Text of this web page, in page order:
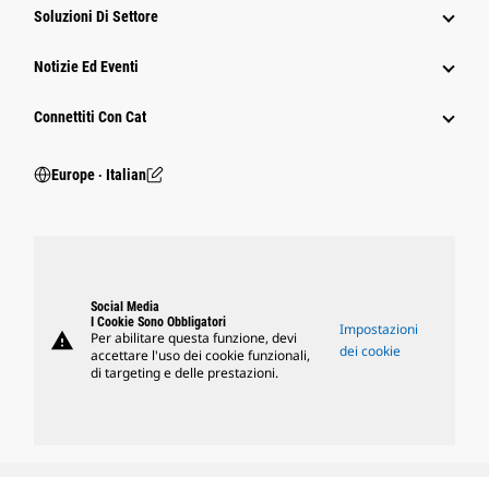
Soluzioni Di Settore
Notizie Ed Eventi
Connettiti Con Cat
Europe ‧ Italian
warning
Social Media
I Cookie Sono Obbligatori
Per abilitare questa funzione, devi
accettare l'uso dei cookie funzionali,
di targeting e delle prestazioni.
Impostazioni
dei cookie